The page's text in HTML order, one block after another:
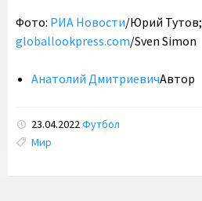
Фото: РИА Новости/Юрий Тутов;
globallookpress.com/Sven Simon
Анатолий ДмитриевичАвтор
23.04.2022Футбол
Tags:
Мир